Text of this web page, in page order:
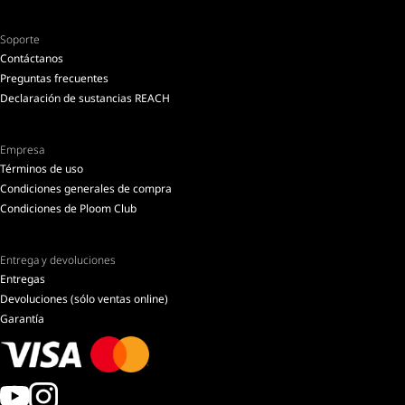
Soporte
Contáctanos
Preguntas frecuentes
Declaración de sustancias REACH
Empresa
Términos de uso
Condiciones generales de compra
Condiciones de Ploom Club
Entrega y devoluciones
Entregas
Devoluciones (sólo ventas online)
Garantía